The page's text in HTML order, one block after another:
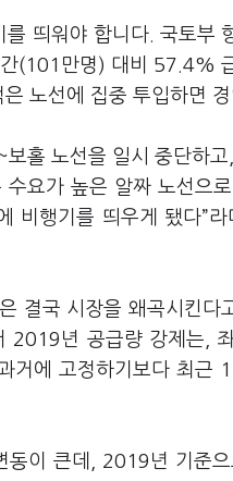
띄워야 합니다. 국토부
(101만명) 대비 57.4%
노선에 집중 투입하면
홀 노선을 일시 중단하
요가 높은 알짜 노선으
비행기를 띄우게 됐다”
결국 시장을 왜곡시킨다
2019년 공급량 강제는,
거에 고정하기보다 최근
동이 큰데, 2019년 기준